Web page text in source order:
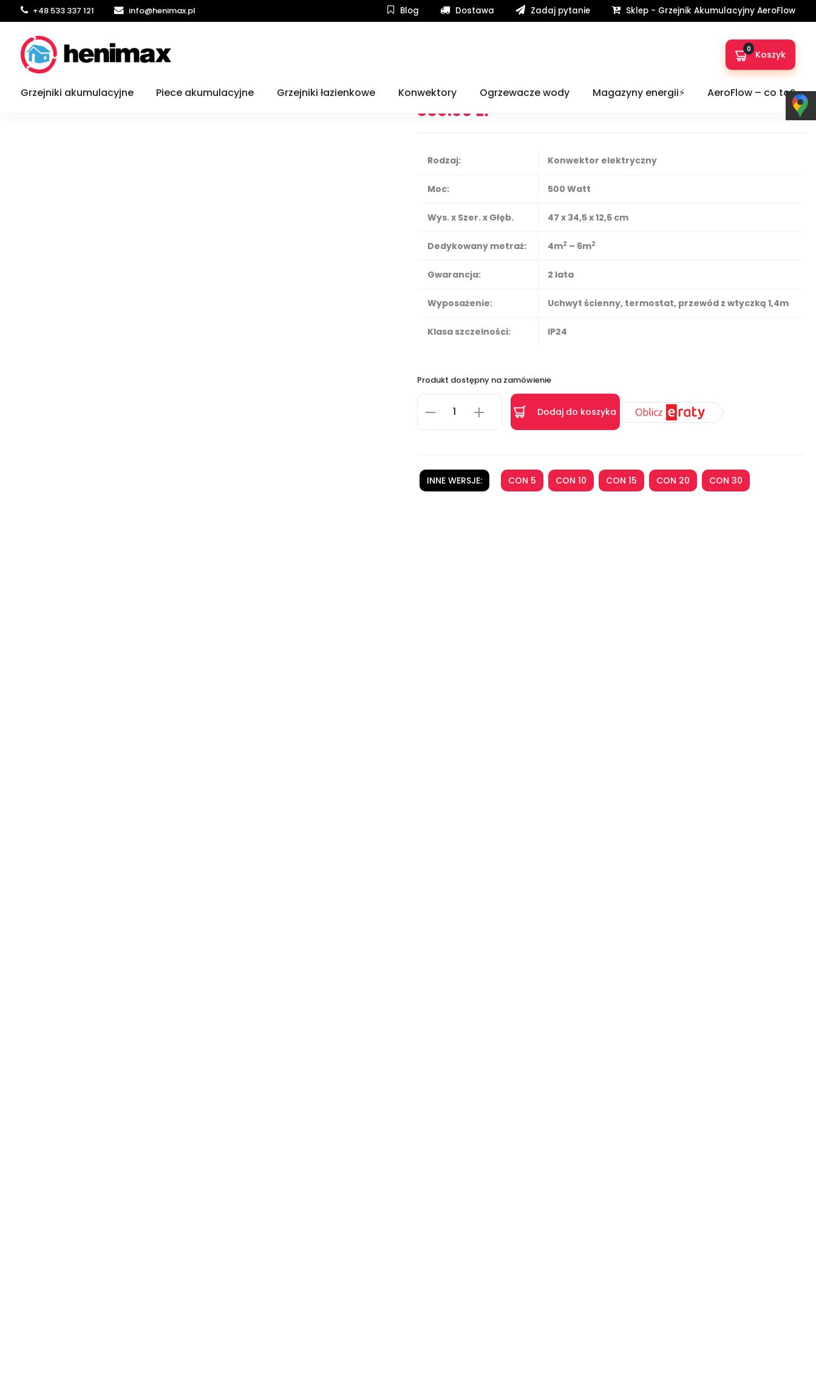
+48 533 337 121 info@henimax.pl Blog Dostawa Zadaj pytanie Sklep - Grzejnik Akumulacyjny AeroFlow
0 Koszyk
Grzejniki akumulacyjne Piece akumulacyjne Grzejniki łazienkowe Konwektory Ogrzewacze wody Magazyny energii⚡️ AeroFlow – co to?
Strona główna Konwektory CON Stiebel Eltron
Konwektor Stiebel Eltron CON 5 Premium 500W
850.00 zł
Rodzaj: Konwektor elektryczny
Moc: 500 Watt
Wys. x Szer. x Głęb. 47 x 34,5 x 12,6 cm
Dedykowany metraż: 4m2 – 6m2
Gwarancja: 2 lata
Wyposażenie: Uchwyt ścienny, termostat, przewód z wtyczką 1,4m
Klasa szczelności: IP24
Produkt dostępny na zamówienie
Dodaj do koszyka
INNE WERSJE: CON 5 CON 10 CON 15 CON 20 CON 30